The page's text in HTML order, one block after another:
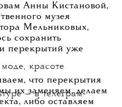
красоте
— втелеграм-
Анны Кистановой,
музея
Мельниковых,
сохранить
перекрытий уже
что перекрытия
их заменяем, делаем
либо оставляем